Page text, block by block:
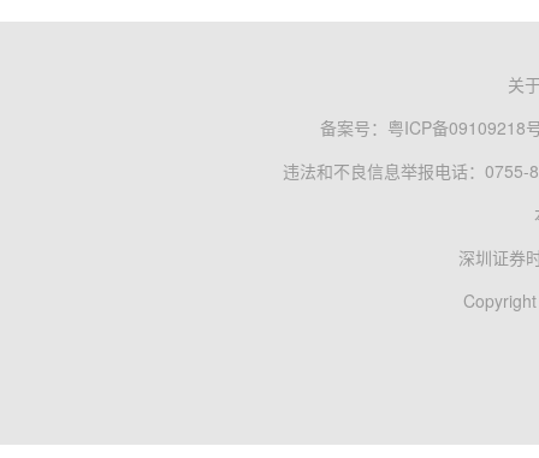
关
备案号： 粤ICP备09109218
违法和不良信息举报电话：0755-
深圳证券